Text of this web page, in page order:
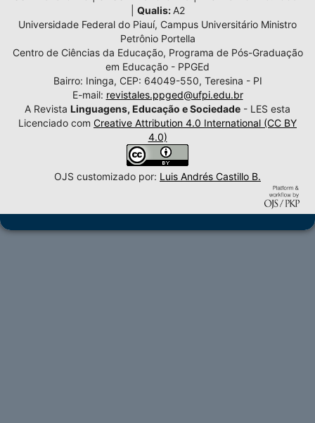
Qualis: A2
Universidade Federal do Piauí, Campus Universitário Ministro
Petrônio Portella
Centro de Ciências da Educação, Programa de Pós-Graduação
em Educação - PPGEd
Bairro: Ininga, CEP: 64049-550, Teresina - PI
E-mail: revistales.ppged@ufpi.edu.br
A Revista Linguagens, Educação e Sociedade - LES esta
Licenciado com Creative Attribution 4.0 International (CC BY
4.0)
OJS customizado por: Luis Andrés Castillo B.